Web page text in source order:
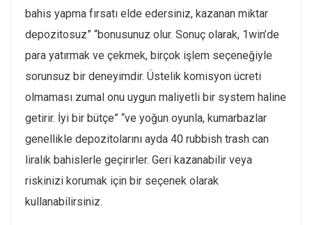
bahis yapma fırsatı elde edersiniz, kazanan miktar
depozitosuz” “bonusunuz olur. Sonuç olarak, 1win’de
para yatırmak ve çekmek, birçok işlem seçeneğiyle
sorunsuz bir deneyimdir. Üstelik komisyon ücreti
olmaması zumal onu uygun maliyetli bir system haline
getirir. İyi bir bütçe” “ve yoğun oyunla, kumarbazlar
genellikle depozitolarını ayda 40 rubbish trash can
liralık bahislerle geçirirler. Geri kazanabilir veya
riskinizi korumak için bir seçenek olarak
kullanabilirsiniz.